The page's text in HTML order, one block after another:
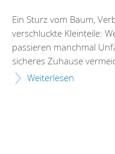
Ein Sturz vom Baum,
verschluckte Kleinteile:
passieren manchmal
sicheres Zuhause
Weiterlesen